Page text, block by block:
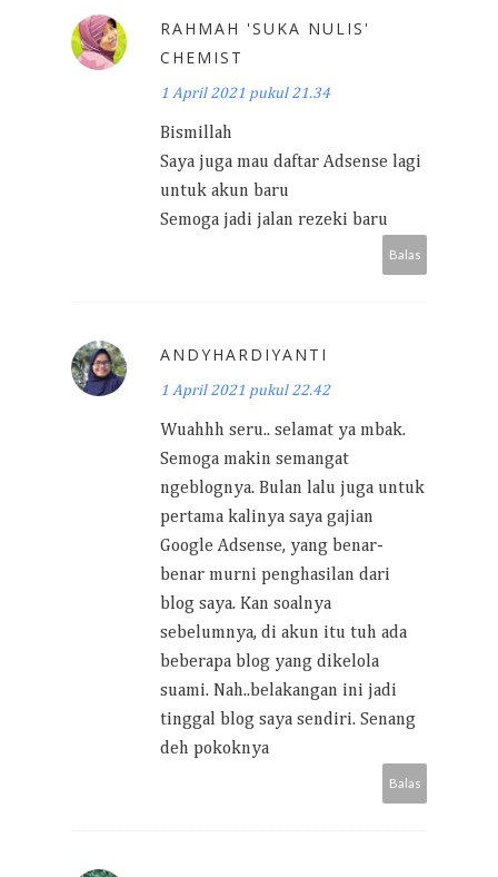
RAHMAH 'SUKA NULIS'
CHEMIST
1 April 2021 pukul 21.34
Bismillah
Saya juga mau daftar Adsense lagi
untuk akun baru
Semoga jadi jalan rezeki baru
Balas
ANDYHARDIYANTI
1 April 2021 pukul 22.42
Wuahhh seru.. selamat ya mbak.
Semoga makin semangat
ngeblognya. Bulan lalu juga untuk
pertama kalinya saya gajian
Google Adsense, yang benar-
benar murni penghasilan dari
blog saya. Kan soalnya
sebelumnya, di akun itu tuh ada
beberapa blog yang dikelola
suami. Nah..belakangan ini jadi
tinggal blog saya sendiri. Senang
deh pokoknya
Balas